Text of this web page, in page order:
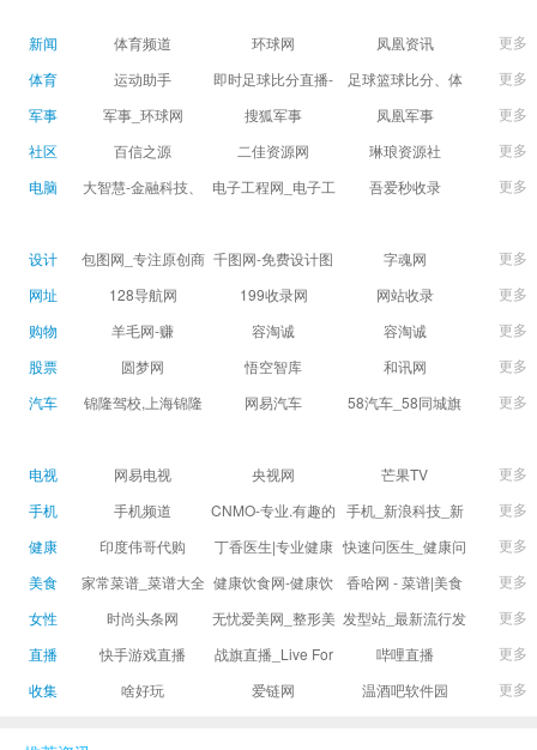
新闻 体育频道 环球网 凤凰资讯
更多
体育
运动助手
即时足球比分直播-
精准赛程赛果及角
足球篮球比分、体
育赛果直播|让足球
更多
军事
军事_环球网 搜狐军事 凤凰军事
更多
社区
百信之源 二佳资源网 琳琅资源社
更多
电脑
大智慧-金融科技、
据,投资理财,港股,期
货,股指期货,手机炒
股,股票软件,炒股软
件，免费炒股软
软件,证
电子工程网_电子工
吾爱秒收录
收录
更多
设计
包图网_专注原创商
用设计图片下载，
千图网-免费设计图
片素材网站-正版商
字魂网
更多
网址
128导航网 199收录网 网站收录
更多
购物
羊毛网-赚 容淘诚 容淘诚
更多
股票
圆梦网 悟空智库 和讯网
更多
汽车
锦隆驾校,上海锦隆
网易汽车
58汽车_58同城旗
更多
电视 网易电视 央视网 芒果TV
更多
手机
手机频道
CNMO-专业.有趣的
科技新媒体
手机_新浪科技_新
浪网
更多
健康
印度伟哥代购
丁香医生|专业健康
生活方式平台
快速问医生_健康问
题免费在线咨询专
更多
美食
家常菜谱_菜谱大全
_菜谱家常菜做法大
健康饮食网-健康饮
食食谱_健康饮食小
香哈网 - 菜谱|美食
菜谱|菜谱大全-学做
更多
女性
时尚头条网
LADYMAX.cn|国内
无忧爱美网_整形美
容门户
发型站_最新流行发
型设计发型图片与
更多
直播
快手游戏直播
战旗直播_Live For
Gamers丨天生爱
哔哩直播
更多
收集
啥好玩 爱链网 温酒吧软件园 更多